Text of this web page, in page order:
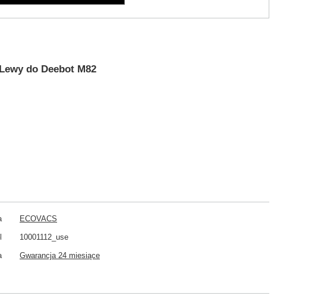
do Deebot M82
ECOVACS
10001112_use
Gwarancja 24 miesiące